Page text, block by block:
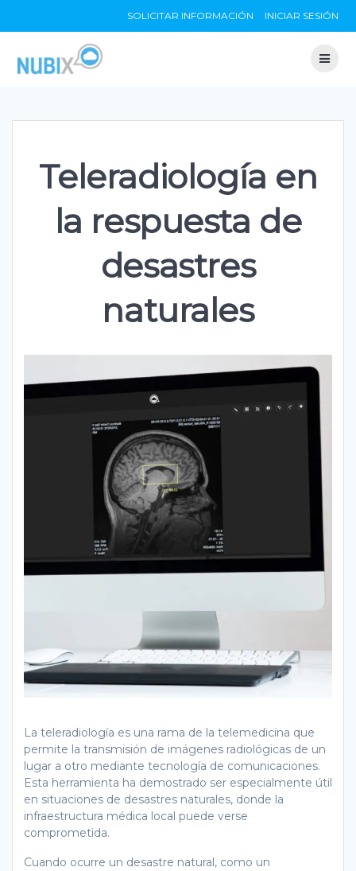
to
SOLICITAR INFORMACIÓN INICIAR SESIÓN
Teleradiología en
la respuesta de
desastres
naturales
La teleradiología es una rama de la telemedicina que
permite la transmisión de imágenes radiológicas de un
lugar a otro mediante tecnología de comunicaciones.
Esta herramienta ha demostrado ser especialmente útil
en situaciones de desastres naturales, donde la
infraestructura médica local puede verse
comprometida.
Cuando ocurre un desastre natural, como un